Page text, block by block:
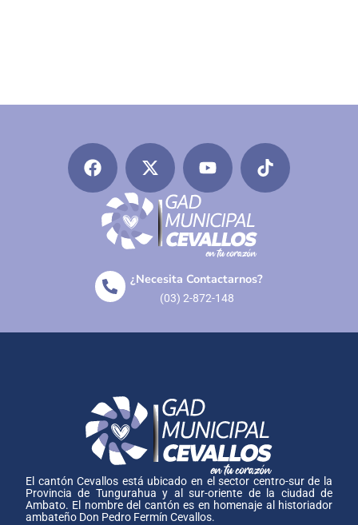
¿Necesita Contactarnos?
(03) 2-872-148
El cantón Cevallos está ubicado en el sector centro-sur de la
Provincia de Tungurahua y al sur-oriente de la ciudad de
Ambato. El nombre del cantón es en homenaje al historiador
ambateño Don Pedro Fermín Cevallos.